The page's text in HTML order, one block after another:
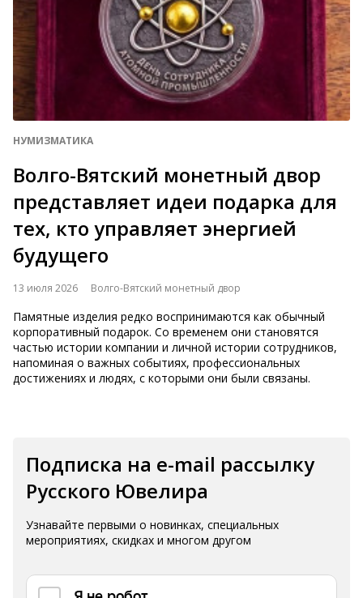
НУМИЗМАТИКА
Волго-Вятский монетный двор
представляет идеи подарка для
тех, кто управляет энергией
будущего
13 июля 2026 Волго-Вятский монетный двор
Памятные изделия редко воспринимаются как обычный
корпоративный подарок. Со временем они становятся
частью истории компании и личной истории сотрудников,
напоминая о важных событиях, профессиональных
достижениях и людях, с которыми они были связаны.
Подписка на e-mail рассылку
Русского Ювелира
Узнавайте первыми о новинках, специальных
мероприятиях, скидках и многом другом